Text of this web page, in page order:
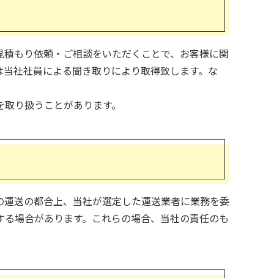
もり依頼・ご相談をいただくことで、お客様に関
社社員による聞き取りにより取得致します。な
り扱うことがあります。
送の都合上、当社が選定した運送業者に業務を委
場合があります。これらの場合、当社の責任のも